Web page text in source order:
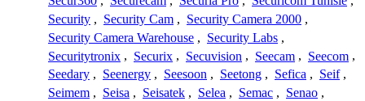
Security , Security Cam , Security Camera 2000 ,
Security Camera Warehouse , Security Labs ,
Securitytronix , Securix , Secuvision , Seecam , Seecom ,
Seedary , Seenergy , Seesoon , Seetong , Sefica , Seif ,
Seimem , Seisa , Seisatek , Selea , Semac , Senao ,